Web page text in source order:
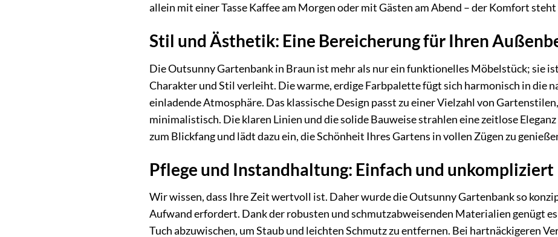
allein mit einer Tasse Kaffee am Morgen oder mit Gästen am Abend – der Komfort
Stil und Ästhetik: Eine Bereicherung für Ihren
Die Outsunny Gartenbank in Braun ist mehr als nur ein funktionelles Möbelstück; sie
Charakter und Stil verleiht. Die warme, erdige Farbpalette fügt sich harmonisch in die
einladende Atmosphäre. Das klassische Design passt zu einer Vielzahl von
minimalistisch. Die klaren Linien und die solide Bauweise strahlen eine zeitlose
zum Blickfang und lädt dazu ein, die Schönheit Ihres Gartens in vollen Zügen zu
Pflege und Instandhaltung: Einfach und unkompliziert
Wir wissen, dass Ihre Zeit wertvoll ist. Daher wurde die Outsunny Gartenbank so
Aufwand erfordert. Dank der robusten und schmutzabweisenden Materialien genügt
Tuch abzuwischen, um Staub und leichten Schmutz zu entfernen. Bei hartnäckigeren